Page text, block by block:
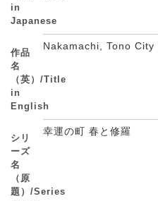
in
Japanese
作品
名
（英）/Title
in
English
Nakamachi, Tono City
シリ
ーズ
名
（原
題）/Series
幸運の町 春と修羅